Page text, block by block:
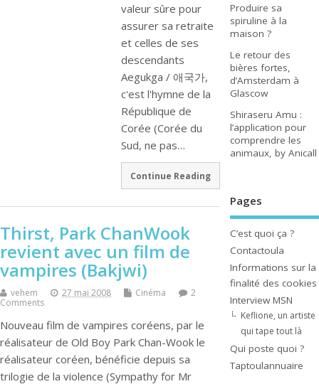
valeur sûre pour
assurer sa retraite
et celles de ses
descendants
Aegukga / 애국가,
c'est l'hymne de la
République de
Corée (Corée du
Sud, ne pas…
Continue Reading
Thirst, Park ChanWook
revient avec un film de
vampires (Bakjwi)
vehem 27 mai 2008 Cinéma
2
Comments
Nouveau film de vampires coréens, par le
réalisateur de Old Boy Park Chan-Wook le
réalisateur coréen, bénéficie depuis sa
trilogie de la violence (Sympathy for Mr
Produire sa
spiruline à la
maison ?
Le retour des
bières fortes,
d’Amsterdam à
Glascow
Shiraseru Amu :
l’application pour
comprendre les
animaux, by Anicall
Pages
C’est quoi ça ?
Contactoula
Informations sur la
finalité des cookies
Interview MSN
Keflione, un artiste
qui tape tout là
Qui poste quoi ?
Taptoulannuaire